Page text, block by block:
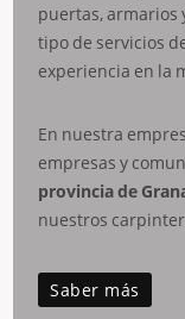
puertas, armarios
tipo de servicios
experiencia en la
En nuestra
empresas y
provincia de
nuestros
Saber más